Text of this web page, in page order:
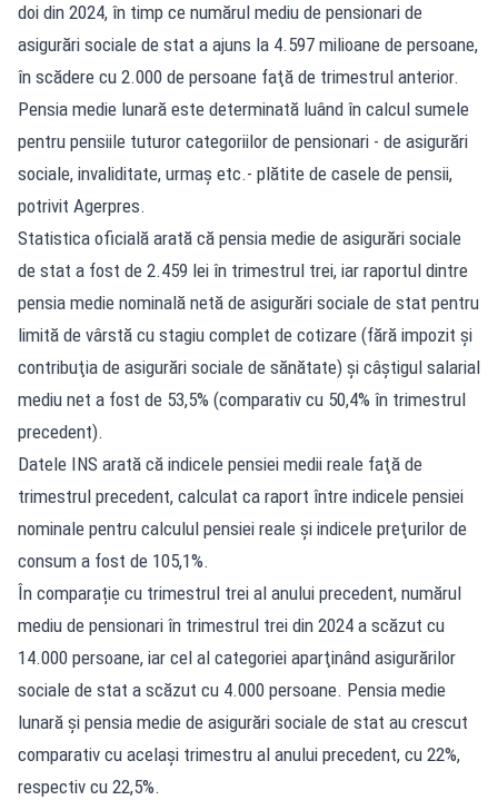
doi din 2024, în timp ce numărul mediu de pensionari de
asigurări sociale de stat a ajuns la 4.597 milioane de persoane,
în scădere cu 2.000 de persoane faţă de trimestrul anterior.
Pensia medie lunară este determinată luând în calcul sumele
pentru pensiile tuturor categoriilor de pensionari - de asigurări
sociale, invaliditate, urmaş etc.- plătite de casele de pensii,
potrivit Agerpres.
Statistica oficială arată că pensia medie de asigurări sociale
de stat a fost de 2.459 lei în trimestrul trei, iar raportul dintre
pensia medie nominală netă de asigurări sociale de stat pentru
limită de vârstă cu stagiu complet de cotizare (fără impozit şi
contribuţia de asigurări sociale de sănătate) şi câştigul salarial
mediu net a fost de 53,5% (comparativ cu 50,4% în trimestrul
precedent).
Datele INS arată că indicele pensiei medii reale faţă de
trimestrul precedent, calculat ca raport între indicele pensiei
nominale pentru calculul pensiei reale şi indicele preţurilor de
consum a fost de 105,1%.
În comparație cu trimestrul trei al anului precedent, numărul
mediu de pensionari în trimestrul trei din 2024 a scăzut cu
14.000 persoane, iar cel al categoriei aparţinând asigurărilor
sociale de stat a scăzut cu 4.000 persoane. Pensia medie
lunară şi pensia medie de asigurări sociale de stat au crescut
comparativ cu acelaşi trimestru al anului precedent, cu 22%,
respectiv cu 22,5%.